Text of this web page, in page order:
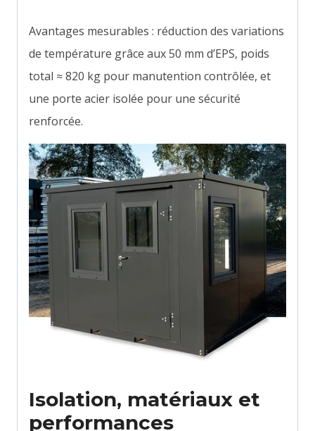
Avantages mesurables : réduction des variations
de température grâce aux 50 mm d’EPS, poids
total ≈ 820 kg pour manutention contrôlée, et
une porte acier isolée pour une sécurité
renforcée.
Isolation, matériaux et
performances